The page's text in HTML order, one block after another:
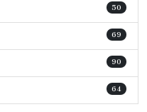
50
69
90
64